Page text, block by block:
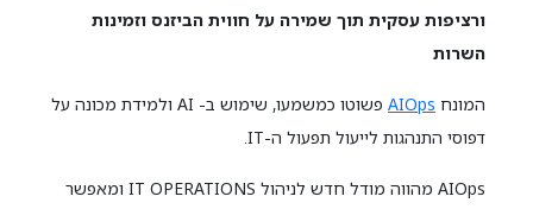
ורציפות עסקית תוך שמירה על חווית הביזנס וזמינות
השרות
המונח AIOps
פשוטו כמשמעו, שימוש ב- AI ולמידת מכונה על
דפוסי התנהגות לייעול תפעול ה-IT.
AIOps מהווה מודל חדש לניהול IT OPERATIONS ומאפשר